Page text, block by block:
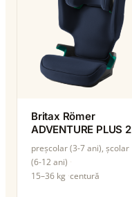
Britax Römer
ADVENTURE PLUS 2
preșcolar (3-7 ani), școlar
(6-12 ani)
15–36 kg centură